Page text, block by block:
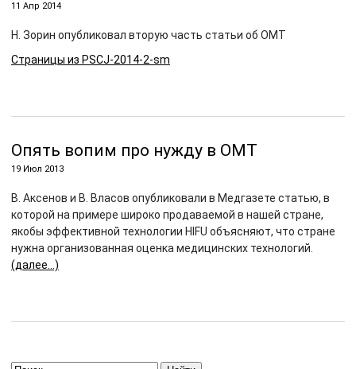
11 Апр 2014
Н. Зорин опубликовал вторую часть статьи об ОМТ
Страницы из PSCJ-2014-2-sm
Опять вопим про нужду в ОМТ
19 Июл 2013
В. Аксенов и В. Власов опубликовали в Медгазете статью, в
которой на примере широко продаваемой в нашей стране,
якобы эффективной технологии HIFU объясняют, что стране
нужна организованная оценка медицинских технологий.
(далее…)